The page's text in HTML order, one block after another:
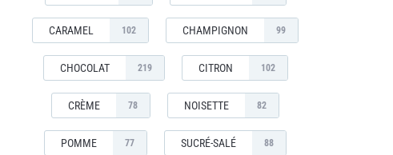
CARAMEL 102 CHAMPIGNON 99
CHOCOLAT 219 CITRON 102
CRÈME 78 NOISETTE 82
POMME 77 SUCRÉ-SALÉ 88